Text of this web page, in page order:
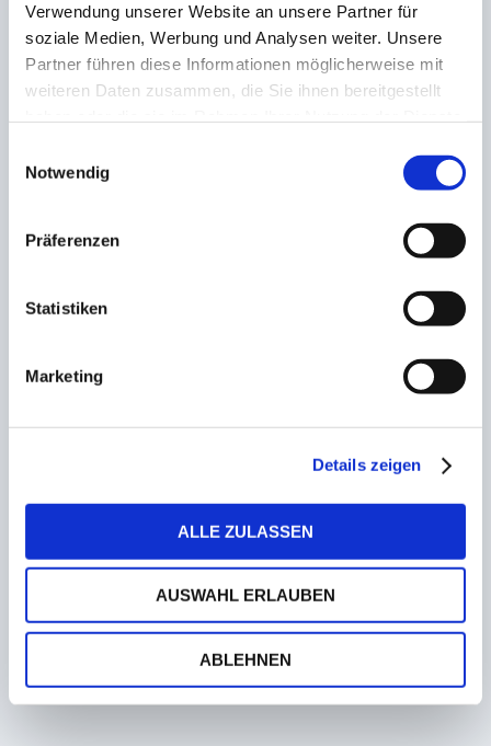
Verwendung unserer Website an unsere Partner für
soziale Medien, Werbung und Analysen weiter. Unsere
Partner führen diese Informationen möglicherweise mit
weiteren Daten zusammen, die Sie ihnen bereitgestellt
Notwendig
Präferenzen
Statistiken
Marketing
Details zeigen
ALLE ZULASSEN
AUSWAHL ERLAUBEN
ABLEHNEN
Kein Pokal & keine
Schecks! Auersmacher
triumphiert auch beim
Budenzauber in Rohrbach
Neuzugang im proWIN-
Stadion! Wüschner hütet
in Zukunft das Hertha-
Gehäuse
FSV Jägersburg setzt auf Beständigkeit!
Christian Frank auch in der kommenden Saison
19. Dezember 2022
Kapitäne bleiben an Bord! Theley mit weiteren
23. Dezember 2022
Nur verstaucht! Aufatmen bei Saarbrückens
Trainerwechsel im Sommer! Peter folgt auf Vitt